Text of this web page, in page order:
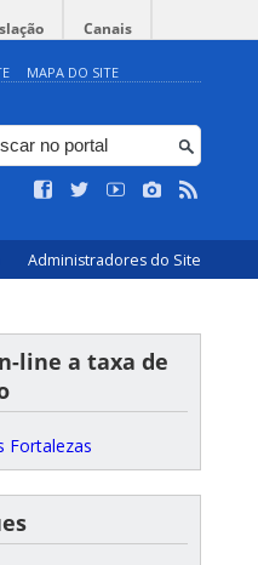
Canais
MAPA DO SITE
Administradores do Site
line a taxa de
Fortalezas